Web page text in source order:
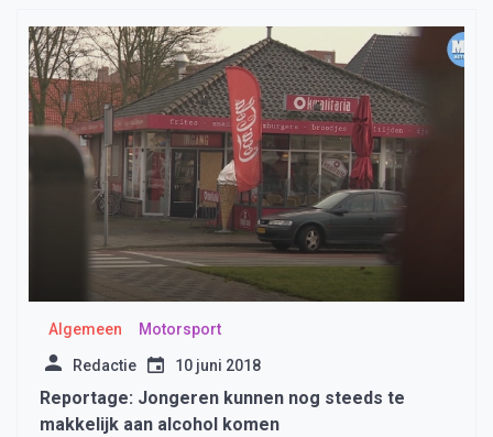
Algemeen Motorsport
Redactie 10 juni 2018
Reportage: Jongeren kunnen nog steeds te
makkelijk aan alcohol komen